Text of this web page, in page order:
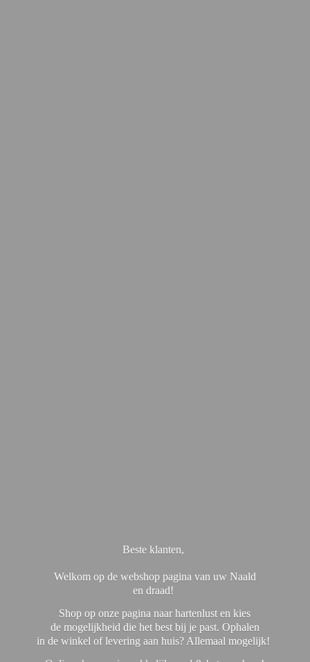
Beste klanten,
Welkom op de webshop pagina van uw Naald
en draad!
Shop op onze pagina naar hartenlust en kies
de mogelijkheid die het best bij je past. Ophalen
in de winkel of levering aan huis? Allemaal mogelijk!